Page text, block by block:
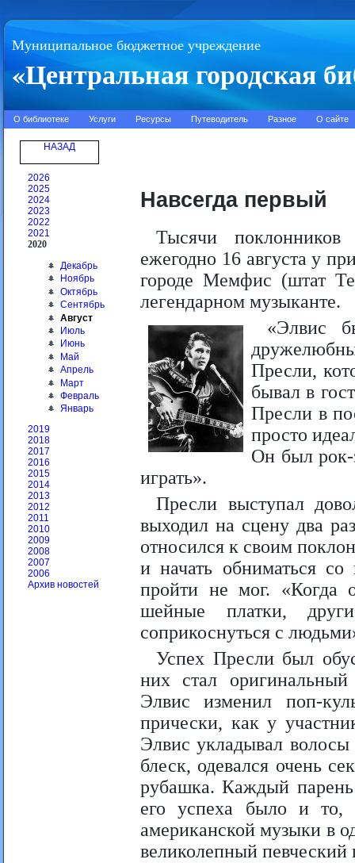
Муниципальное бюджетное учреждение
«Центральная городская
О библиотеке Услуги Ресурсы Путеводитель Разное О сайте
НАЗАД
2026
2025
2024
2023
2022
2021
2020
Декабрь
Ноябрь
Октябрь
Сентябрь
Август
Июль
Июнь
Май
Апрель
Март
Февраль
Январь
2019
2018
2017
2016
2015
2014
2013
2012
2011
2010
2009
2008
2007
2006
Архив новостей
Навсегда первый
Тысячи поклонников
ежегодно 16 августа у
городе Мемфис (штат
легендарном музыканте.
«Элвис
Пресли,
бывал в
Пресли в
просто
Он был рок-
играть».
Пресли выступал
выходил на сцену два
относился к своим
и начать обниматься
пройти не мог. «Когда
шейные платки,
соприкоснуться с
Успех Пресли был
них стал
Элвис изменил поп-
прически, как у
Элвис укладывал
блеск, одевался очень
рубашка. Каждый
его успеха было и
американской музыки в
великолепный певческий